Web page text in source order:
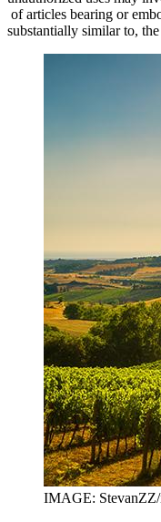
of articles bearing or
substantially similar to,
IMAGE: